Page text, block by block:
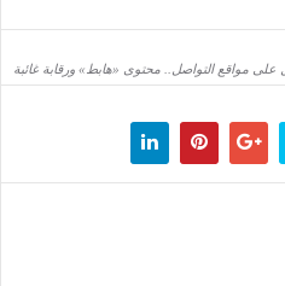
على مواقع التواصل.. محتوى «هابط» ورقابة غائبة